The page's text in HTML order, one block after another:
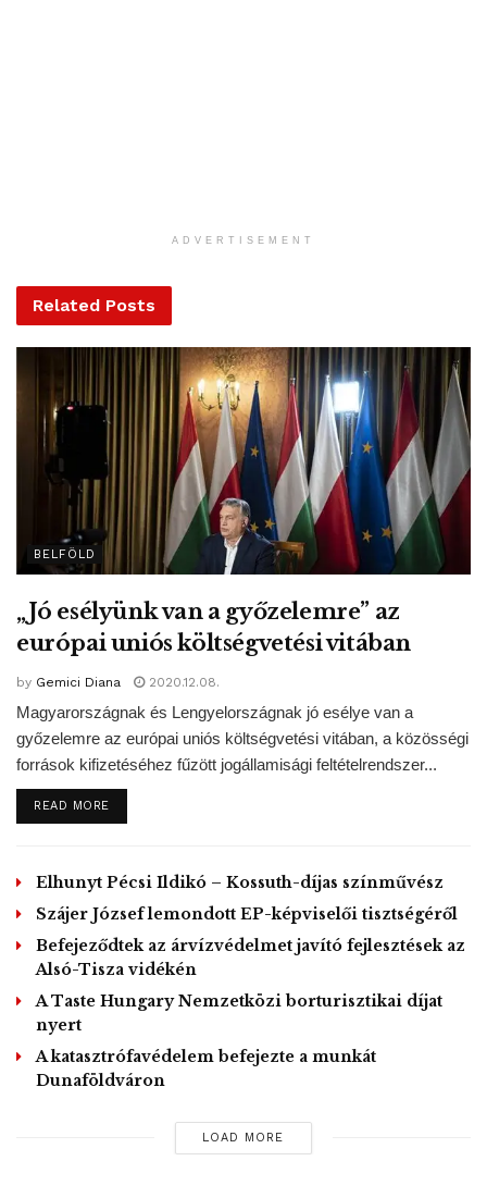
ADVERTISEMENT
Related Posts
BELFÖLD
„Jó esélyünk van a győzelemre” az
európai uniós költségvetési vitában
by Gemici Diana 2020.12.08.
Magyarországnak és Lengyelországnak jó esélye van a
győzelemre az európai uniós költségvetési vitában, a közösségi
források kifizetéséhez fűzött jogállamisági feltételrendszer...
READ MOREDETAILS
Elhunyt Pécsi Ildikó – Kossuth-díjas színművész
Szájer József lemondott EP-képviselői tisztségéről
Befejeződtek az árvízvédelmet javító fejlesztések az
Alsó-Tisza vidékén
A Taste Hungary Nemzetközi borturisztikai díjat
nyert
A katasztrófavédelem befejezte a munkát
Dunaföldváron
LOAD MORE